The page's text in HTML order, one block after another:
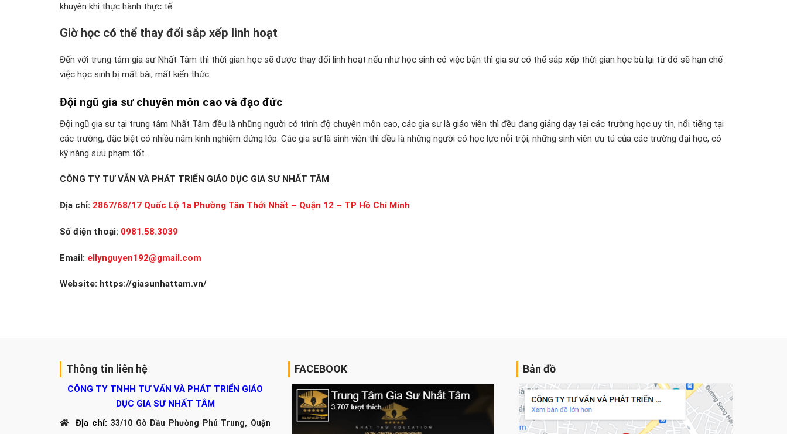
khuyên khi thực hành thực tế.
Giờ học có thể thay đổi sắp xếp linh hoạt
Đến với trung tâm gia sư Nhất Tâm thì thời gian học sẽ được thay đổi linh hoạt nếu như học sinh có việc bận thì gia sư có thể sắp xếp thời gian học bù lại từ đó sẽ hạn chế
việc học sinh bị mất bài, mất kiến thức.
Đội ngũ gia sư chuyên môn cao và đạo đức
Đội ngũ gia sư tại trung tâm Nhất Tâm đều là những người có trình độ chuyên môn cao, các gia sư là giáo viên thì đều đang giảng dạy tại các trường học uy tín, nổi tiếng tại
các trường, đặc biệt có nhiều năm kinh nghiệm đứng lớp. Các gia sư là sinh viên thì đều là những người có học lực nỗi trội, những sinh viên ưu tú của các trường đại học, có
kỹ năng sưu phạm tốt.
CÔNG TY TƯ VẪN VÀ PHÁT TRIỂN GIÁO DỤC GIA SƯ NHẤT TÂM
Địa chỉ: 2867/68/17 Quốc Lộ 1a Phường Tân Thới Nhất – Quận 12 – TP Hồ Chí Minh
Số điện thoại: 0981.58.3039
Email: ellynguyen192@gmail.com
Website: https://giasunhattam.vn/
Thông tin liên hệ
CÔNG TY TNHH TƯ VẤN VÀ PHÁT TRIỂN GIÁO
DỤC GIA SƯ NHẤT TÂM
Địa chỉ: 33/10 Gò Dầu Phường Phú Trung, Quận
FACEBOOK Bản đồ